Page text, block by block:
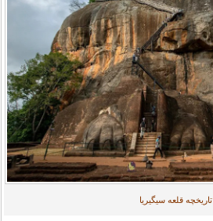
تاریخچه قلعه سیگیریا